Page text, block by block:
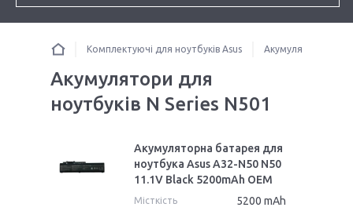
Комплектуючі для ноутбуків Asus Акумулятори для
Акумулятори для
ноутбуків N Series N501
Акумуляторна батарея для
ноутбука Asus A32-N50 N50
11.1V Black 5200mAh OEM
Місткість 5200 mAh